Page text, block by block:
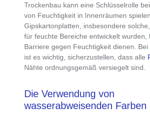
Trockenbau kann eine Schlüsselrolle
von Feuchtigkeit in Innenräumen spielen.
Gipskartonplatten, insbesondere
für feuchte Bereiche entwickelt wurden,
Barriere gegen Feuchtigkeit dienen.
ist es wichtig, sicherzustellen, dass alle
Nähte ordnungsgemäß versiegelt sind.
Die Verwendung von
wasserabweisenden Farben